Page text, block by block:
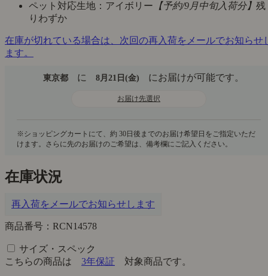
ペット対応生地：アイボリー 【予約/9月中旬入荷分】 残
りわずか
在庫が切れている場合は、次回の再入荷をメールでお知らせ
ます。
東京都 に 8月21日(金) にお届けが可能です。
お届け先選択
在庫状況
再入荷をメールでお知らせします
商品番号：RCN14578
サイズ・スペック
こちらの商品は 3年保証 対象商品です。